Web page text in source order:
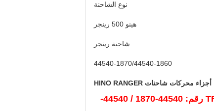
نوع الشاحنة
هينو 500 رينجر
شاحنة رينجر
44540-1870/44540-1860
أجزاء محركات شاحنات HINO RANGER
قطع غيار الشاحنات اليابانية صمام تتابع الفرامل لهينو 500 رينجر TRCUK / BUS HINO PARTS OEM رقم: 44540-1870 / 44540-